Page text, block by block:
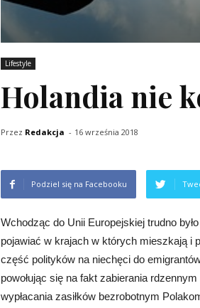
Lifestyle
Holandia nie
Przez Redakcja - 16 września 2018
Podziel się na Facebooku
Wchodząc do Unii Europejskiej trudno
pojawiać w krajach w których mieszkają i
część polityków na niechęci do
powołując się na fakt zabierania
wypłacania zasiłków bezrobotnym